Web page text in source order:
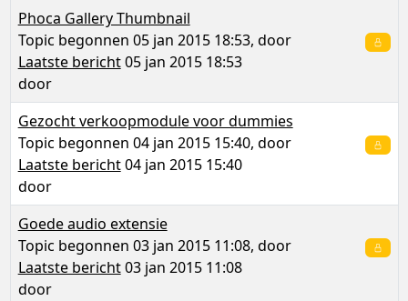
Phoca Gallery Thumbnail
Topic begonnen 05 jan 2015 18:53, door
Laatste bericht05 jan 2015 18:53
door
Gezocht verkoopmodule voor dummies
Topic begonnen 04 jan 2015 15:40, door
Laatste bericht04 jan 2015 15:40
door
Goede audio extensie
Topic begonnen 03 jan 2015 11:08, door
Laatste bericht03 jan 2015 11:08
door